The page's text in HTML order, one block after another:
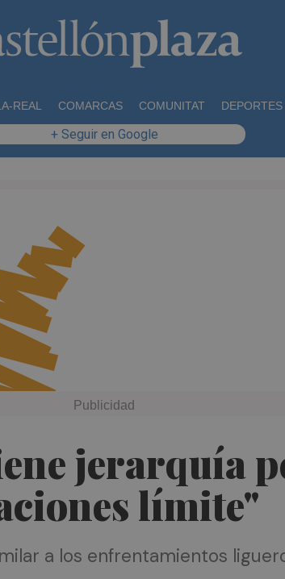
REAL COMARCAS COMUNITAT DEPORTES
+ Seguir en Google
jerarquía
límite"
a los enfrentamientos